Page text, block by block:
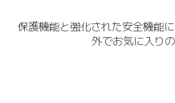
保護機能と強化された安全機能
外でお気に入り